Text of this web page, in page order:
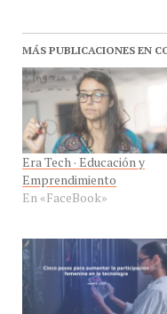
MÁS PUBLICACIONES EN
Era Tech · Educación y
Emprendimiento
En «FaceBook»